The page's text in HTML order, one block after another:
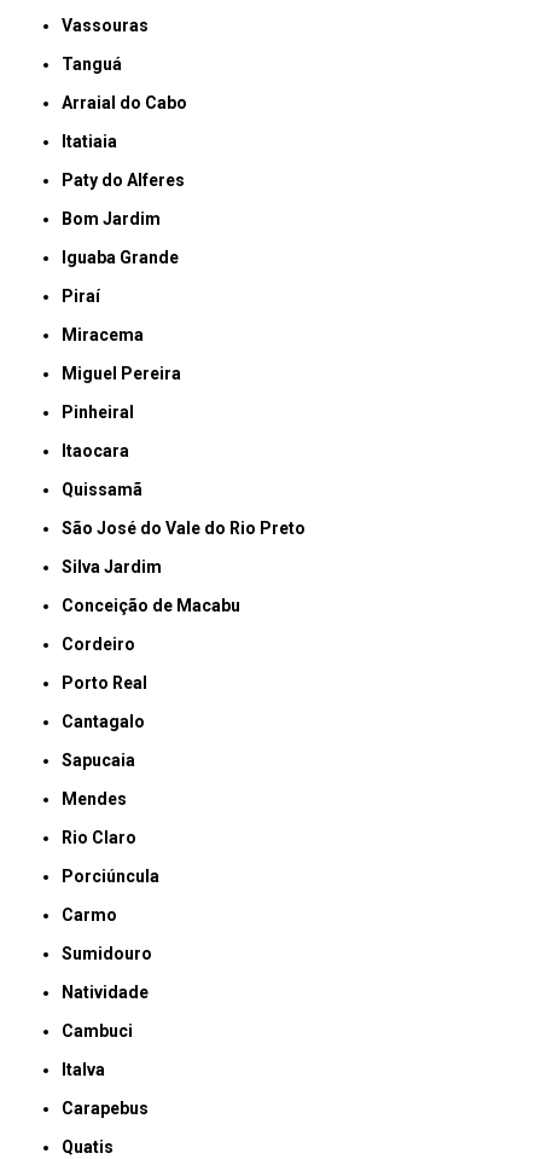
Vassouras
Tanguá
Arraial do Cabo
Itatiaia
Paty do Alferes
Bom Jardim
Iguaba Grande
Piraí
Miracema
Miguel Pereira
Pinheiral
Itaocara
Quissamã
São José do Vale do Rio Preto
Silva Jardim
Conceição de Macabu
Cordeiro
Porto Real
Cantagalo
Sapucaia
Mendes
Rio Claro
Porciúncula
Carmo
Sumidouro
Natividade
Cambuci
Italva
Carapebus
Quatis